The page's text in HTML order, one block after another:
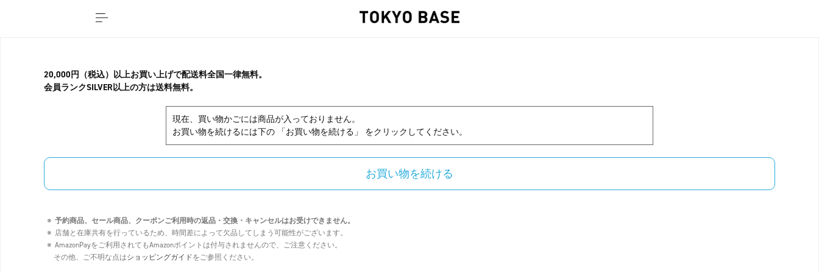
20,000円（税込）以上お買い上げで配送料全国一律無料。
会員ランクSILVER以上の方は送料無料。
現在、買い物かごには商品が入っておりません。
お買い物を続けるには下の 「お買い物を続ける」 をクリックしてください。
予約商品、セール商品、クーポンご利用時の返品・交換・キャンセルはお受けできません。
店舗と在庫共有を行っているため、時間差によって欠品してしまう可能性がございます。
AmazonPayをご利用されてもAmazonポイントは付与されませんので、ご注意ください。
その他、ご不明な点はショッピングガイドをご参照ください。